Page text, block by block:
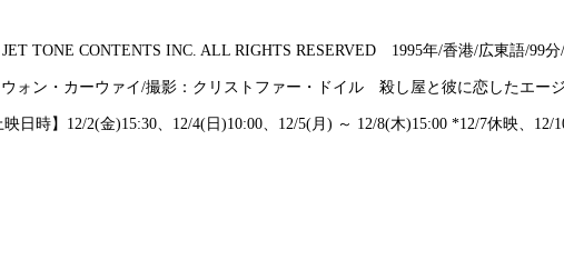
TONE CONTENTS INC. ALL RIGHTS RESERVED 1995年/香港/広東語/99
ォン・カーウァイ/撮影：クリストファー・ドイル 殺し屋と彼に恋したエー
時】12/2(金)15:30、12/4(日)10:00、12/5(月) ～ 12/8(木)15:00 *12/7休映、12/